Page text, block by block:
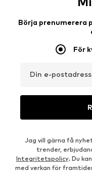
Börja prenumerera
För
Din e-postadress
Jag vill gärna få
trender,
Integritetspolicy. Du
med verkan för